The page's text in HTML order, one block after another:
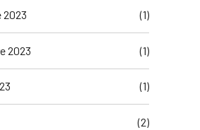
2023 (1)
2023 (1)
(1)
(2)